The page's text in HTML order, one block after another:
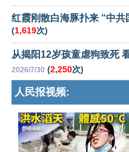
红霞刚散白海豚扑来 “中共
(1,619次)
从揭阳12岁孩童虐狗致死
2026/7/30 (2,250次)
人民报视频: